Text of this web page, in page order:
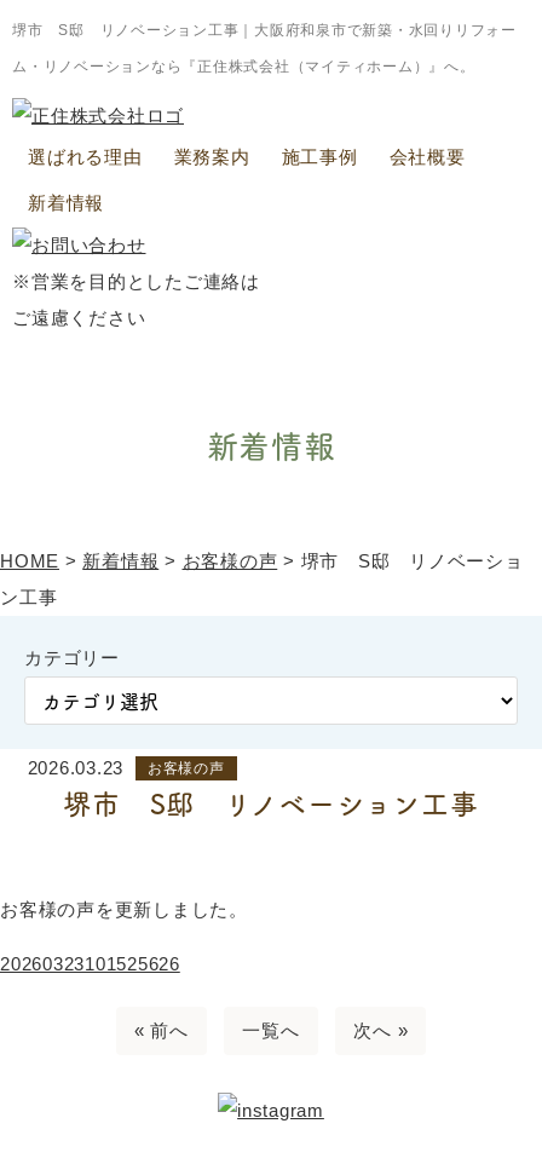
堺市 S邸 リノベーション工事｜大阪府和泉市で新築・水回りリフォー
ム・リノベーションなら『正住株式会社（マイティホーム）』へ。
選ばれる理由 業務案内 施工事例 会社概要
新着情報
※営業を目的としたご連絡は
ご遠慮ください
新着情報
HOME > 新着情報 > お客様の声 > 堺市 S邸 リノベーショ
ン工事
カテゴリー
2026.03.23 お客様の声
堺市 S邸 リノベーション工事
お客様の声を更新しました。
20260323101525626
« 前へ 一覧へ 次へ »